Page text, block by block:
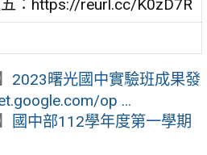
：https://reurl.cc/K0zD7R
2023曙光國中實驗班成果發
op ...
國中部112學年度第一學期